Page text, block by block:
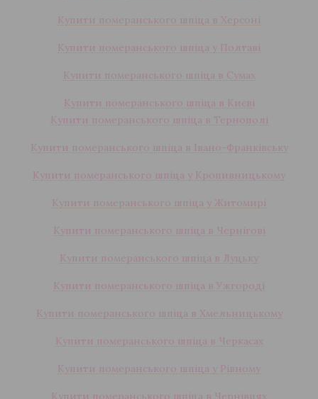
Купити померанського шпіца в Херсоні
Купити померанського шпіца у Полтаві
Купити померанського шпіца в Сумах
Купити померанського шпіца в Києві
Купити померанського шпіца в Тернополі
Купити померанського шпіца в Івано-Франківську
Купити померанського шпіца у Кропивницькому
Купити померанського шпіца у Житомирі
Купити померанського шпіца в Чернігові
Купити померанського шпіца в Луцьку
Купити померанського шпіца в Ужгороді
Купити померанського шпіца в Хмельницькому
Купити померанського шпіца в Черкасах
Купити померанського шпіца у Рівному
Купити померанського шпіца в Чернівцях